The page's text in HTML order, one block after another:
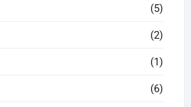
(5)
(2)
(1)
(6)